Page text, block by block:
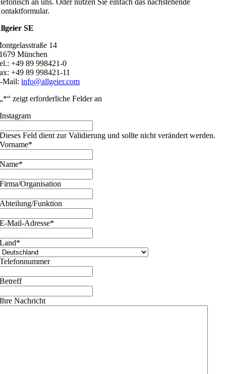
an uns. Oder nutzen Sie einfach das nachstehende
SE
14
München
+49 89 998421-0
+49 89 998421-11
Mail:info@allgeier.com
„*“ zeigt erforderliche Felder an
Instagram
Dieses Feld dient zur Validierung und sollte nicht verändert werden.
Vorname*
Name*
Firma/Organisation
Abteilung/Funktion
E-Mail-Adresse*
Land*
Telefonnummer
Betreff
Ihre Nachricht